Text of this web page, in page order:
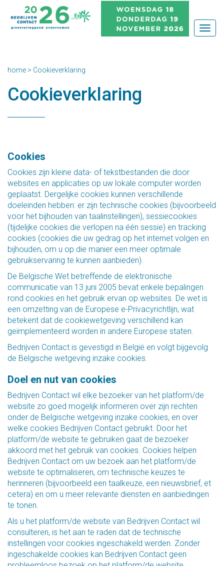
home > Cookieverklaring
Cookieverklaring
Cookies
Cookies zijn kleine data- of tekstbestanden die door
websites en applicaties op uw lokale computer worden
geplaatst. Dergelijke cookies kunnen verschillende
doeleinden hebben: er zijn technische cookies (bijvoorbeeld
voor het bijhouden van taalinstellingen), sessiecookies
(tijdelijke cookies die verlopen na één sessie) en tracking
cookies (cookies die uw gedrag op het internet volgen en
bijhouden, om u op die manier een meer optimale
gebruikservaring te kunnen aanbieden).
De Belgische Wet betreffende de elektronische
communicatie van 13 juni 2005 bevat enkele bepalingen
rond cookies en het gebruik ervan op websites. De wet is
een omzetting van de Europese e-Privacyrichtlijn, wat
betekent dat de cookiewetgeving verschillend kan
geïmplementeerd worden in andere Europese staten.
Bedrijven Contact is gevestigd in België en volgt bijgevolg
de Belgische wetgeving inzake cookies.
Doel en nut van cookies
Bedrijven Contact wil elke bezoeker van het platform/de
website zo goed mogelijk informeren over zijn rechten
onder de Belgische wetgeving inzake cookies, en over
welke cookies Bedrijven Contact gebruikt. Door het
platform/de website te gebruiken gaat de bezoeker
akkoord met het gebruik van cookies. Cookies helpen
Bedrijven Contact om uw bezoek aan het platform/de
website te optimaliseren, om technische keuzes te
herinneren (bijvoorbeeld een taalkeuze, een nieuwsbrief, et
cetera) en om u meer relevante diensten en aanbiedingen
te tonen.
Als u het platform/de website van Bedrijven Contact wil
consulteren, is het aan te raden dat de technische
instellingen voor cookies ingeschakeld werden. Zonder
ingeschakelde cookies kan Bedrijven Contact geen